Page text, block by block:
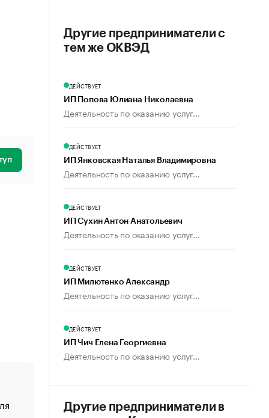
«От спорта тело стареет иначе». Как живет глава
Другие предприниматели с
тем же ОКВЭД
ДЕЙСТВУЕТ
ИП Попова Юлиана Николаевна
Деятельность по оказанию услуг...
ДЕЙСТВУЕТ
ИП Янковская Наталья Владимировна
Деятельность по оказанию услуг...
ДЕЙСТВУЕТ
ИП Сухин Антон Анатольевич
Деятельность по оказанию услуг...
ДЕЙСТВУЕТ
ИП Милютенко Александр
Деятельность по оказанию услуг...
ДЕЙСТВУЕТ
ИП Чич Елена Георгиевна
Деятельность по оказанию услуг...
Другие предприниматели в